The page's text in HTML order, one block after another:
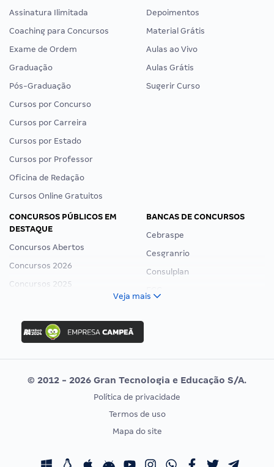
Assinatura Ilimitada
Coaching para Concursos
Exame de Ordem
Graduação
Pós-Graduação
Cursos por Concurso
Cursos por Carreira
Cursos por Estado
Cursos por Professor
Oficina de Redação
Cursos Online Gratuitos
Depoimentos
Material Grátis
Aulas ao Vivo
Aulas Grátis
Sugerir Curso
CONCURSOS PÚBLICOS EM
DESTAQUE
Concursos Abertos
Concursos 2026
Concursos 2025
Concurso Ibama
Concurso MPU
Editais publicados
BANCAS DE CONCURSOS
Cebraspe
Cesgranrio
Consulplan
Vunesp
CONCURSOS POR PROFISSÃO
Concursos Fiscais
EXAME DE ORDEM
Calendário OAB
Veja mais
© 2012 - 2026 Gran Tecnologia e Educação S/A.
Política de privacidade
Termos de uso
Mapa do site